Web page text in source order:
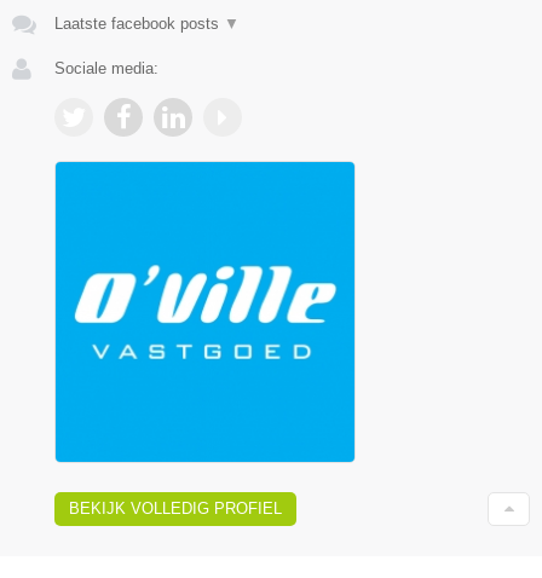
Laatste facebook posts ▼
Sociale media:
BEKIJK VOLLEDIG PROFIEL